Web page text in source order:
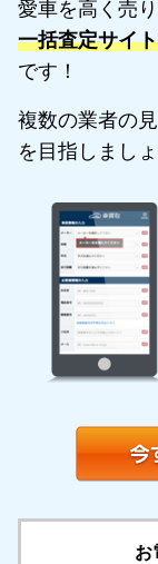
愛車を高く売
一括査定サイ
です！
複数の業者の
を目指しましょ
お